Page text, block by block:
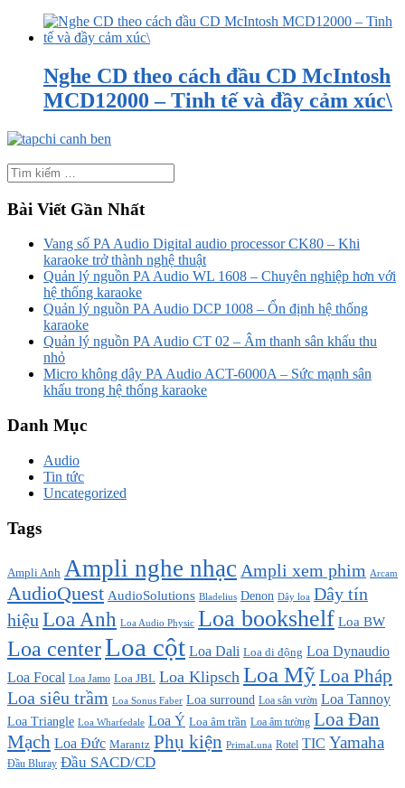
Nghe CD theo cách đầu CD McIntosh
MCD12000 – Tinh tế và đầy cảm xúc\
Bài Viết Gần Nhất
Vang số PA Audio Digital audio processor CK80 – Khi
karaoke trở thành nghệ thuật
Quản lý nguồn PA Audio WL 1608 – Chuyên nghiệp hơn với
hệ thống karaoke
Quản lý nguồn PA Audio DCP 1008 – Ổn định hệ thống
karaoke
Quản lý nguồn PA Audio CT 02 – Âm thanh sân khấu thu
nhỏ
Micro không dây PA Audio ACT-6000A – Sức mạnh sân
khấu trong hệ thống karaoke
Danh Mục
Audio
Tin tức
Uncategorized
Tags
Ampli Anh Ampli nghe nhạc Ampli xem phim Arcam
AudioQuest AudioSolutions Bladelius Denon Dây loa Dây tín
hiệu Loa Anh Loa Audio Physic Loa bookshelf Loa BW
Loa centerLoa cột Loa Dali Loa di động Loa Dynaudio
Loa Focal Loa Jamo Loa JBL Loa Klipsch Loa MỹLoa Pháp
Loa siêu trầm Loa Sonus Faber Loa surround Loa sân vườn Loa Tannoy
Loa Triangle Loa Wharfedale Loa Ý Loa âm trần Loa âm tường Loa Đan
Mạch Loa Đức Marantz Phụ kiện PrimaLuna Rotel TIC Yamaha
Đầu Bluray Đầu SACD/CD